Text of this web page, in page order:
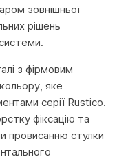
зовнішньої
рішень
з фірмовим
яке
серії Rustico.
фіксацію та
провисанню стулки